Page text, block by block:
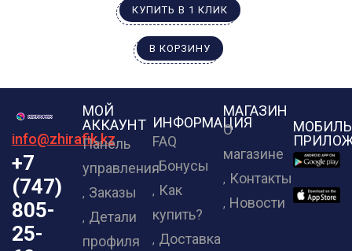
КУПИТЬ В 1 КЛИК
В КОРЗИНУ
info@zhirafik.kz
+7
(747)
805-
25-
МОЙ
АККАУНТ
Панель
управления
Заказы
Детали
профиля
ИНФОРМАЦИЯ
FAQ
Бонусы
Как
купить?
Доставка
МАГАЗИН
О
магазине
Контакты
Новости